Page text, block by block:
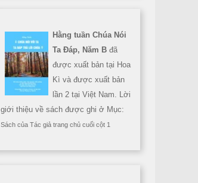
Hằng tuần Chúa Nói
Ta Đáp, Năm B đã
được xuất bản tại Hoa
Kì và được xuất bản
lần 2 tại Việt Nam. Lời
giới thiệu về sách được ghi ở Mục:
Sách của Tác giả trang chủ cuối cột 1